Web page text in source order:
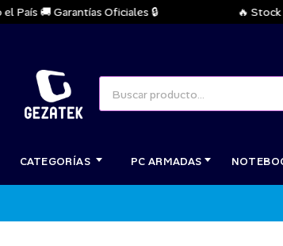
🚚 Garantías Oficiales 🔒 🔥 Stock
CATEGORÍAS PC ARMADAS